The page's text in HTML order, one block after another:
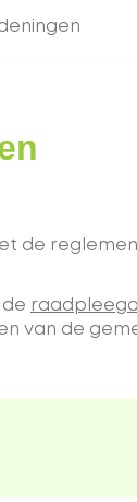
de
van de